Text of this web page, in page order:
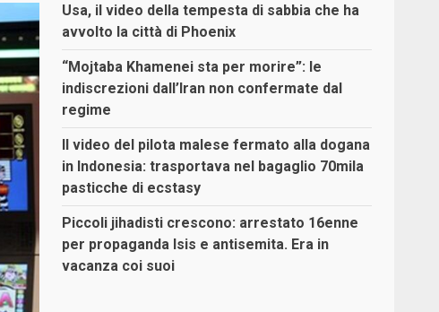
Usa, il video della tempesta di sabbia che ha
avvolto la città di Phoenix
“Mojtaba Khamenei sta per morire”: le
indiscrezioni dall’Iran non confermate dal
regime
Il video del pilota malese fermato alla dogana
in Indonesia: trasportava nel bagaglio 70mila
pasticche di ecstasy
Piccoli jihadisti crescono: arrestato 16enne
per propaganda Isis e antisemita. Era in
vacanza coi suoi